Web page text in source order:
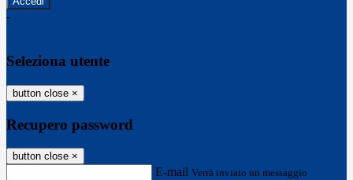
-
Seleziona utente
button close ×
Recupero password
button close ×
E-mail Verrà inviato un messaggio